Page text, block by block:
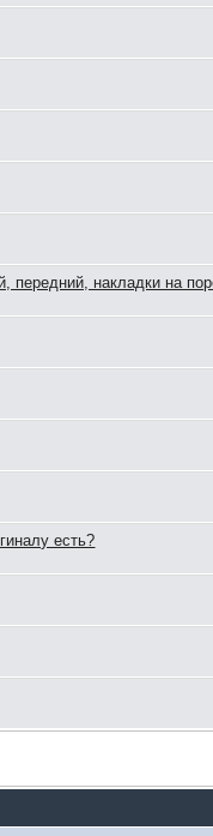
передний, накладки на
есть?